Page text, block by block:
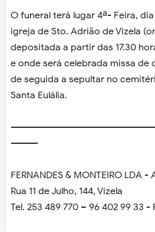
O funeral terá lugar 4ª- Feira, dia
igreja de Sto. Adrião de Vizela
depositada a partir das 17.30
e onde será celebrada missa de
de seguida a sepultar no
Santa Eulália.
---------
FERNANDES & MONTEIRO LDA -
Rua 11 de Julho, 144, Vizela
Tel. 253 489 770 – 96 402 99 33 -